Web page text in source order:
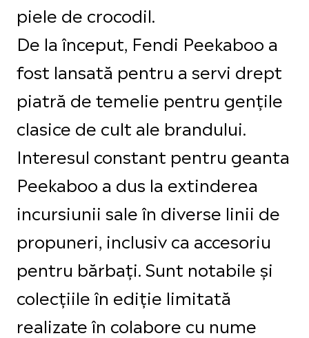
piele de crocodil.
De la început, Fendi Peekaboo a
fost lansată pentru a servi drept
piatră de temelie pentru gențile
clasice de cult ale brandului.
Interesul constant pentru geanta
Peekaboo a dus la extinderea
incursiunii sale în diverse linii de
propuneri, inclusiv ca accesoriu
pentru bărbați. Sunt notabile și
colecțiile în ediție limitată
realizate în colabore cu nume